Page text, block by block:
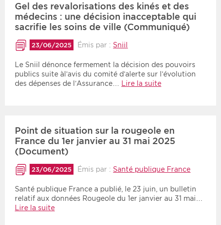
Gel des revalorisations des kinés et des
médecins : une décision inacceptable qui
sacrifie les soins de ville (Communiqué)
23/06/2025 Émis par : Sniil
Le Sniil dénonce fermement la décision des pouvoirs
publics suite àl’avis du comité d’alerte sur l’évolution
des dépenses de l’Assurance…
Lire la suite
Point de situation sur la rougeole en
France du 1er janvier au 31 mai 2025
(Document)
23/06/2025 Émis par : Santé publique France
Santé publique France a publié, le 23 juin, un bulletin
relatif aux données Rougeole du 1er janvier au 31 mai…
Lire la suite